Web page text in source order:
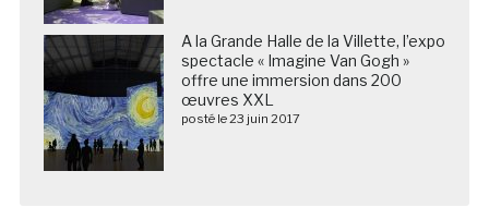
A la Grande Halle de la Villette, l’expo
spectacle « Imagine Van Gogh »
offre une immersion dans 200
œuvres XXL
posté le 23 juin 2017